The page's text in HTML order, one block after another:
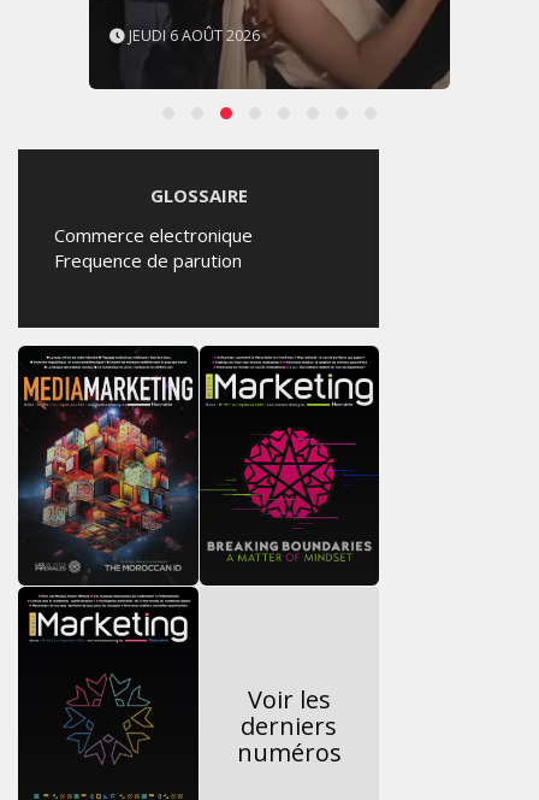
JEUDI 6 AOÛT 2026
GLOSSAIRE
Commerce electronique
Frequence de parution
Voir les
derniers
numéros